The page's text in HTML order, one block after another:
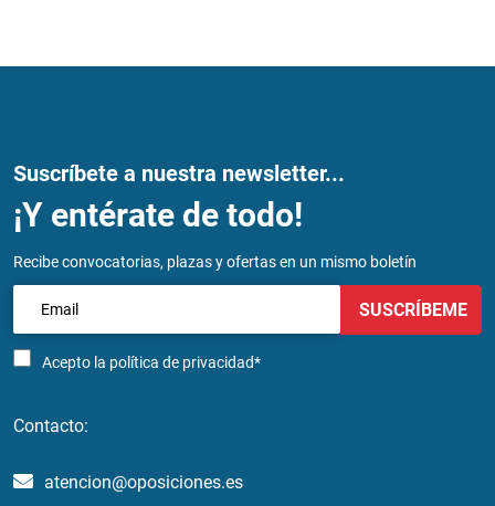
Suscríbete a nuestra newsletter...
¡Y entérate de todo!
Recibe convocatorias, plazas y ofertas en un mismo boletín
Acepto la política de privacidad*
SUSCRÍBEME
Contacto:
atencion@oposiciones.es